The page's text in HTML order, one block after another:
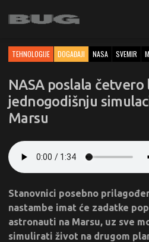
TEHNOLOGIJE DOGAĐAJI NASA SVEMIR
NASA poslala četvero
jednogodišnju
Marsu
Stanovnici posebno
nastambe imat će zadatke
astronauti na Marsu, uz sve
simulirati život na drugom